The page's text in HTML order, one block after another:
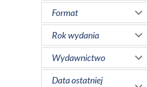
Format
Rok wydania
Wydawnictwo
Data ostatniej